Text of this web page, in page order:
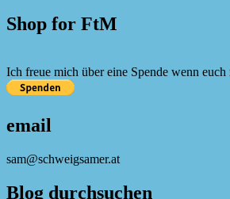
Shop for FtM
Ich freue mich über eine Spende wenn
email
sam@schweigsamer.at
Blog durchsuchen